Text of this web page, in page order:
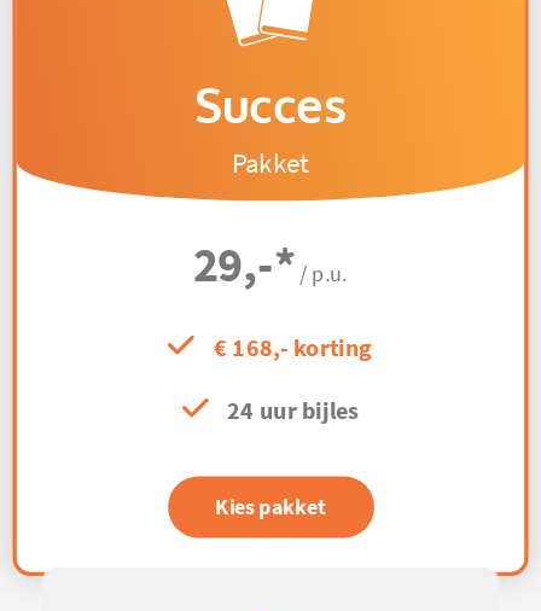
Succes
Pakket
29,-* / p.u.
€ 168,- korting
24 uur bijles
Kies pakket